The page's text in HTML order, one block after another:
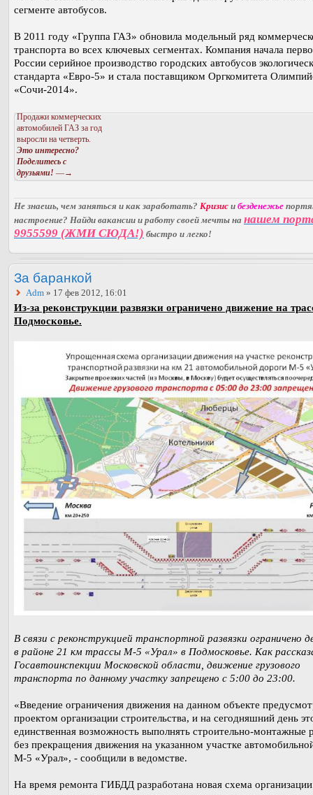
сегменте автобусов.
В 2011 году «Группа ГАЗ» обновила модельный ряд
транспорта во всех ключевых сегментах. Компания начала
России серийное производство городских автобусов
стандарта «Евро-5» и стала поставщиком Оргкомитета
«Сочи-2014».
Продажи коммерческих
автомобилей ГАЗ за год
выросли на четверть.
Это интересно?
Поделитесь с
друзьями! —→
Не знаешь, чем заняться и как заработать? Кризис и безденежье
настроение? Найди вакансии и работу своей мечты на нашем
9955599 (ЖМИ СЮДА!) быстро и легко!
За баранкой
Adm » 17 фев 2012, 16:01
Из-за реконструкции развязки ограничено движение на
Подмосковье.
В связи с реконструкцией транспортной развязки ограничено
в районе 21 км трассы М-5 «Урал» в Подмосковье. Как
Госавтоинспекции Московской области, движение грузового
транспорта по данному участку запрещено с 5:00 до 23:00.
«Введение ограничения движения на данном объекте
проектом организации строительства, и на сегодняшний день
единственная возможность выполнять строительно-монтажные
без прекращения движения на указанном участке
М-5 «Урал», - сообщили в ведомстве.
На время ремонта ГИБДД разработана новая схема организации